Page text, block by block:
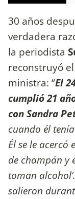
30 años
verdadera
la periodista
reconstruyó
ministra: “El
cumplió 21
con Sandra
cuando él
Él se le
de champán y
toman
salieron